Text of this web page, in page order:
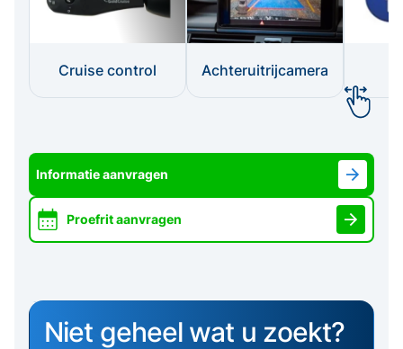
Cruise control Achteruitrijcamera
Informatie aanvragen
Proefrit aanvragen
Niet geheel wat u zoekt?